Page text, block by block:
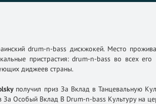
drum-n-bass дискжокей. Место
пристрастия: drum-n-bass во всех его
диджеев страны.
получил приз За Вклад в Танцевальную
За Особый Вклад В Drum-n-bass Культуру на